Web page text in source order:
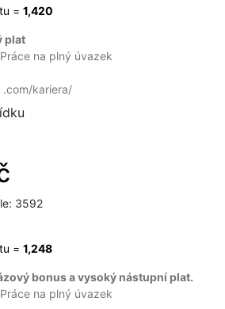
= 1,420
plat
Práce na plný úvazek
.com/kariera/
3592
= 1,248
bonus a vysoký nástupní plat.
Práce na plný úvazek